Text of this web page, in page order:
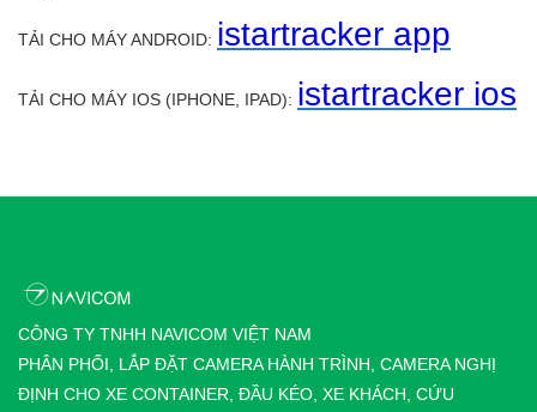
TẢI CHO MÁY ANDROID: istartracker app
TẢI CHO MÁY IOS (IPHONE, IPAD): istartracker ios
CÔNG TY TNHH NAVICOM VIỆT NAM
PHÂN PHỐI, LẮP ĐẶT CAMERA HÀNH TRÌNH, CAMERA NGHỊ
ĐỊNH CHO XE CONTAINER, ĐẦU KÉO, XE KHÁCH, CỨU